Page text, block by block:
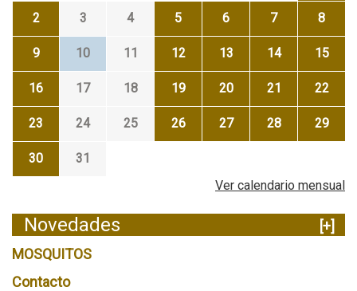
2 3 4 5 6 7 8
9 10 11 12 13 14 15
16 17 18 19 20 21 22
23 24 25 26 27 28 29
30
31
Ver calendario mensual
Novedades
[+]
MOSQUITOS
Contacto